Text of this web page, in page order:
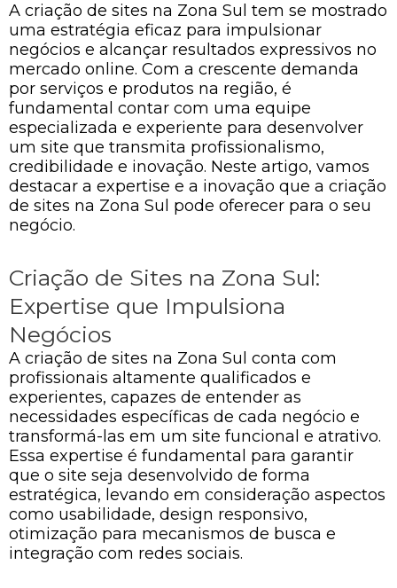
A criação de sites na Zona Sul tem se mostrado
uma estratégia eficaz para impulsionar
negócios e alcançar resultados expressivos no
mercado online. Com a crescente demanda
por serviços e produtos na região, é
fundamental contar com uma equipe
especializada e experiente para desenvolver
um site que transmita profissionalismo,
credibilidade e inovação. Neste artigo, vamos
destacar a expertise e a inovação que a criação
de sites na Zona Sul pode oferecer para o seu
negócio.
Criação de Sites na Zona Sul:
Expertise que Impulsiona
Negócios
A criação de sites na Zona Sul conta com
profissionais altamente qualificados e
experientes, capazes de entender as
necessidades específicas de cada negócio e
transformá-las em um site funcional e atrativo.
Essa expertise é fundamental para garantir
que o site seja desenvolvido de forma
estratégica, levando em consideração aspectos
como usabilidade, design responsivo,
otimização para mecanismos de busca e
integração com redes sociais.